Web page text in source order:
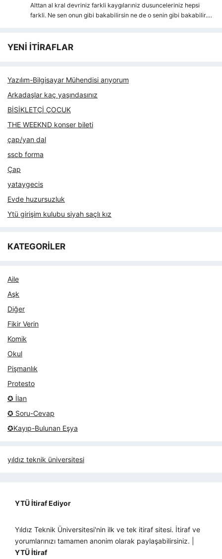
Alttan al kral devriniz farkli kaygılarıniz dusunceleriniz hepsi
farkli. Ne sen onun gibi bakabilirsin ne de o senin gibi bakabilir.…
YENİ İTİRAFLAR
Yazılım-Bilgisayar Mühendisi arıyorum
Arkadaşlar kaç yaşındasınız
BİSİKLETÇİ ÇOCUK
THE WEEKND konser bileti
çap/yan dal
sscb forma
Çap
yataygecis
Evde huzursuzluk
Ytü girişim kulubu siyah saçlı kız
KATEGORİLER
Aile
Aşk
Diğer
Fikir Verin
Komik
Okul
Pişmanlık
Protesto
✪ İlan
✪ Soru-Cevap
✪Kayıp-Bulunan Eşya
yıldız teknik üniversitesi
YTÜ İtiraf Ediyor
Yıldız Teknik Üniversitesi'nin ilk ve tek itiraf sitesi. İtiraf ve
yorumlarınızı tamamen anonim olarak paylaşabilirsiniz. |
YTÜ İtiraf